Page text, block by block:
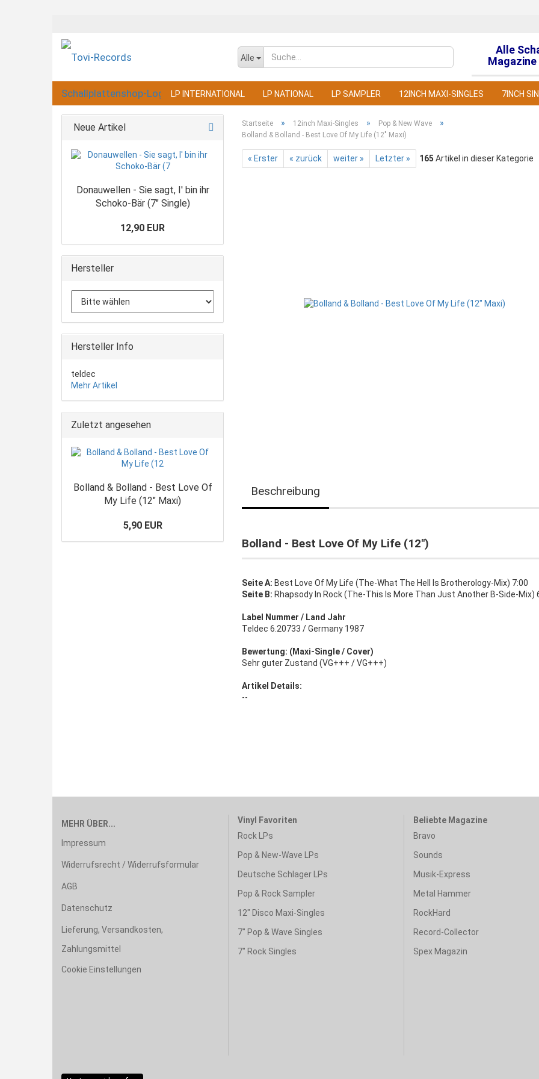
Sprache
Alle
Alle
LP INTERNATIONAL LP NATIONAL LP SAMPLER 12INCH MAXI-SINGLES 7INCH
Startseite » 12inch Maxi-Singles » Pop & New Wave »
Bolland & Bolland - Best Love Of My Life (12" Maxi)
« Erster « zurück weiter » Letzter » 165 Artikel in dieser Kategorie
Beschreibung
Bolland - Best Love Of My Life (12")
Seite A: Best Love Of My Life (The-What The Hell Is Brotherology-Mix) 7:00
Seite B: Rhapsody In Rock (The-This Is More Than Just Another B-Side-Mix)
Label Nummer / Land Jahr
Teldec 6.20733 / Germany 1987
Bewertung: (Maxi-Single / Cover)
Sehr guter Zustand (VG+++ / VG+++)
Artikel Details:
--
Neue Artikel
Donauwellen - Sie sagt, I' bin ihr
Schoko-Bär (7" Single)
12,90 EUR
Hersteller
Hersteller Info
teldec
Mehr Artikel
Zuletzt angesehen
Bolland & Bolland - Best Love Of
My Life (12" Maxi)
5,90 EUR
MEHR ÜBER...
Impressum
Widerrufsrecht / Widerrufsformular
AGB
Datenschutz
Lieferung, Versandkosten,
Zahlungsmittel
Cookie Einstellungen
Vinyl Favoriten
Rock LPs
Pop & New-Wave LPs
Deutsche Schlager LPs
Pop & Rock Sampler
12" Disco Maxi-Singles
7" Pop & Wave Singles
7" Rock Singles
Beliebte Magazine
Bravo
Sounds
Musik-Express
Metal Hammer
RockHard
Record-Collector
Spex Magazin